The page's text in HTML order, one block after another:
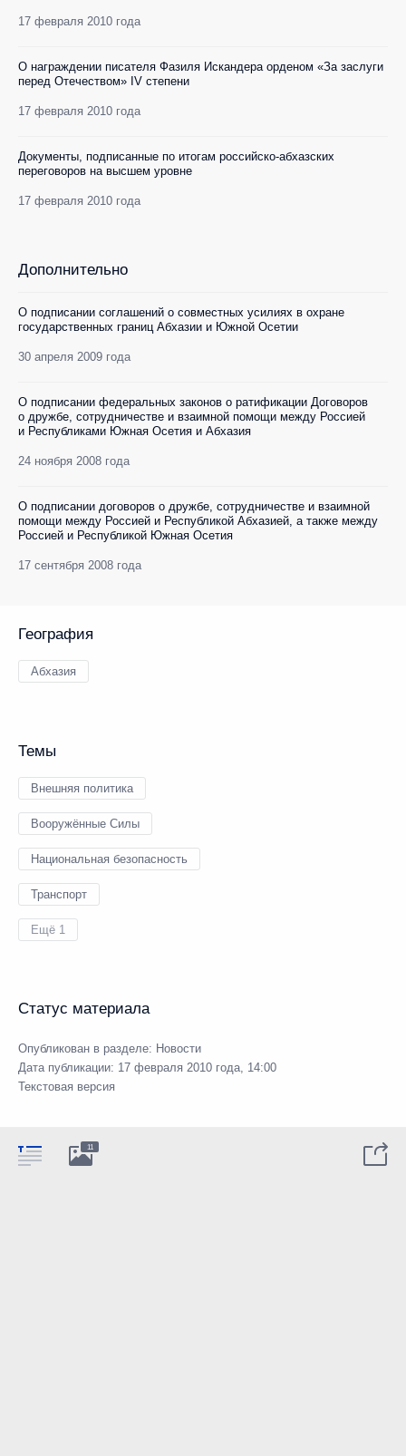
17 февраля 2010 года
О награждении писателя Фазиля Искандера орденом «За заслуги
перед Отечеством» IV степени
17 февраля 2010 года
Документы, подписанные по итогам российско-абхазских
переговоров на высшем уровне
17 февраля 2010 года
Дополнительно
О подписании соглашений о совместных усилиях в охране
государственных границ Абхазии и Южной Осетии
30 апреля 2009 года
О подписании федеральных законов о ратификации Договоров
о дружбе, сотрудничестве и взаимной помощи между Россией
и Республиками Южная Осетия и Абхазия
24 ноября 2008 года
О подписании договоров о дружбе, сотрудничестве и взаимной
помощи между Россией и Республикой Абхазией, а также между
Россией и Республикой Южная Осетия
17 сентября 2008 года
География
Абхазия
Темы
Внешняя политика
Вооружённые Силы
Национальная безопасность
Транспорт
Ещё 1
Статус материала
Опубликован в разделе: Новости
Дата публикации: 17 февраля 2010 года, 14:00
Текстовая версия
11